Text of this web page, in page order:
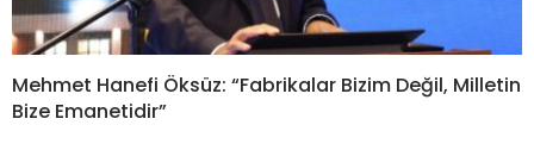
Mehmet Hanefi Öksüz: “Fabrikalar Bizim Değil, Milletin
Bize Emanetidir”